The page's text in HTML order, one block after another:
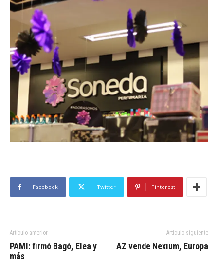
Facebook Twitter Pinterest
Artículo anterior
PAMI: firmó Bagó, Elea y
más
Artículo siguiente
AZ vende Nexium, Europa